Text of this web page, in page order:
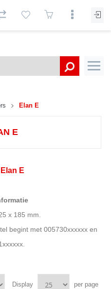
Elan E
E
E
x 185 mm.
begint met 005730xxxxxx en
Display per page